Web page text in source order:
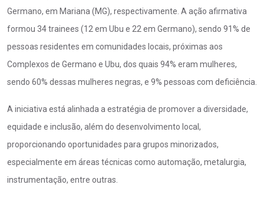
Germano, em Mariana (MG), respectivamente. A ação afirmativa
formou 34 trainees (12 em Ubu e 22 em Germano), sendo 91% de
pessoas residentes em comunidades locais, próximas aos
Complexos de Germano e Ubu, dos quais 94% eram mulheres,
sendo 60% dessas mulheres negras, e 9% pessoas com deficiência.
A iniciativa está alinhada a estratégia de promover a diversidade,
equidade e inclusão, além do desenvolvimento local,
proporcionando oportunidades para grupos minorizados,
especialmente em áreas técnicas como automação, metalurgia,
instrumentação, entre outras.